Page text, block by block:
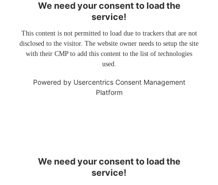
We need your consent to load the
service!
This content is not permitted to load due to trackers that are not
disclosed to the visitor. The website owner needs to setup the site
with their CMP to add this content to the list of technologies
used.
Powered by Usercentrics Consent Management
Platform
We need your consent to load the
service!